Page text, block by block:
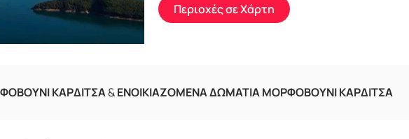
Περιοχές σε Χάρτη
ΚΑΡΔΙΤΣΑ&ΕΝΟΙΚΙΑΖΟΜΕΝΑ ΔΩΜΑΤΙΑ ΜΟΡΦΟΒΟΥΝΙ ΚΑΡΔΙΤΣΑ